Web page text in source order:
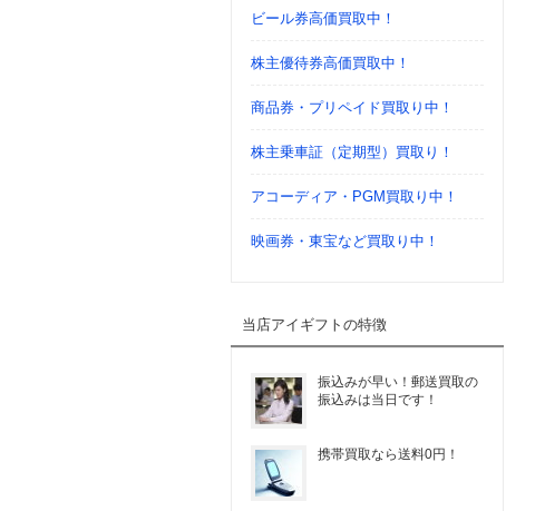
ビール券高価買取中！
株主優待券高価買取中！
商品券・プリペイド買取り中！
株主乗車証（定期型）買取り！
アコーディア・PGM買取り中！
映画券・東宝など買取り中！
当店アイギフトの特徴
振込みが早い！郵送買取の
振込みは当日です！
携帯買取なら送料0円！